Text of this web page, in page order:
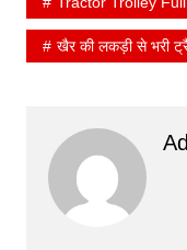
e
b
o
k
er l
खैर की लकड़ी से भरी